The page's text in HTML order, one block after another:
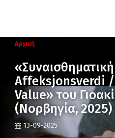
Αρχική
Affeksjonsverdi
Value» του
(Νορβηγία, 2025)
13-09-2025